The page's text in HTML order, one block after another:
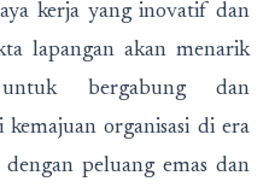
kerja yang inovatif dan
lapangan akan menarik
bergabung dan
organisasi di era
peluang emas dan